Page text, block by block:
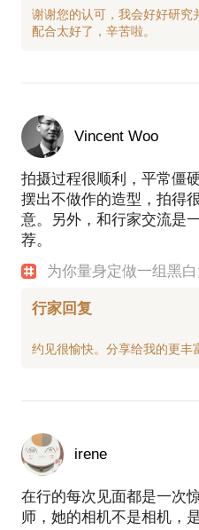
谢谢您的认可，我会好好研究
Vincent Woo
拍摄过程很顺利，平常僵
摆出不做作的造型，拍得
意。另外，和行家交流是
荐。
为你量身定做一组黑
行家回复
irene
在行的每次见面都是一次
师，她的相机不是相机，